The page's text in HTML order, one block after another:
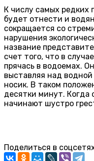
К числу самых редких
будет отнести и
сокращается со
нарушения
название
счет того, что в
прячась в водоемах.
выставляя над
носик. В таком
десятки минут. Когда
начинают шустро
Поделиться в